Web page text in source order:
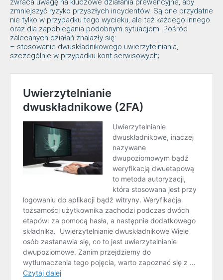
zwraca uwagę na kluczowe działania prewencyjne, aby
zmniejszyć ryzyko przyszłych incydentów. Są one przydatne
nie tylko w przypadku tego wycieku, ale też każdego innego
oraz dla zapobiegania podobnym sytuacjom. Pośród
zalecanych działań znalazły się:
– stosowanie dwuskładnikowego uwierzytelniania,
szczególnie w przypadku kont serwisowych;